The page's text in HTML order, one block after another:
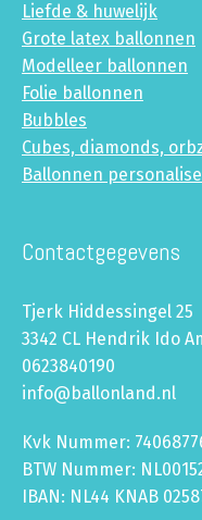
Liefde & huwelijk
Grote latex ballonnen
Modelleer ballonnen
Folie ballonnen
Bubbles
Cubes, diamonds,
Ballonnen
Contactgegevens
Tjerk Hiddessingel 25
3342 CL Hendrik Ido
0623840190
info@ballonland.nl
Kvk Nummer:
BTW Nummer:
IBAN: NL44 KNAB